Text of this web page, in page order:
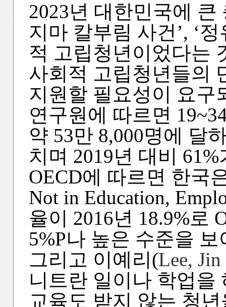
2023년 대한민국에 큰
지마 칼부림 사건’, ‘
적 고립청년이었다는
사회적 고립청년들의
지원할 필요성이 요구
연구원에 따르면
약 53만 8,000명에 달
치며 2019년 대비
OECD에 따르면 한국
Not in Education,
율이 2016년 18.9%로
5%P나 높은 수준을
그리고 이예리(Lee,
니트란 일이나 학업을
교육도 받지 않는 청